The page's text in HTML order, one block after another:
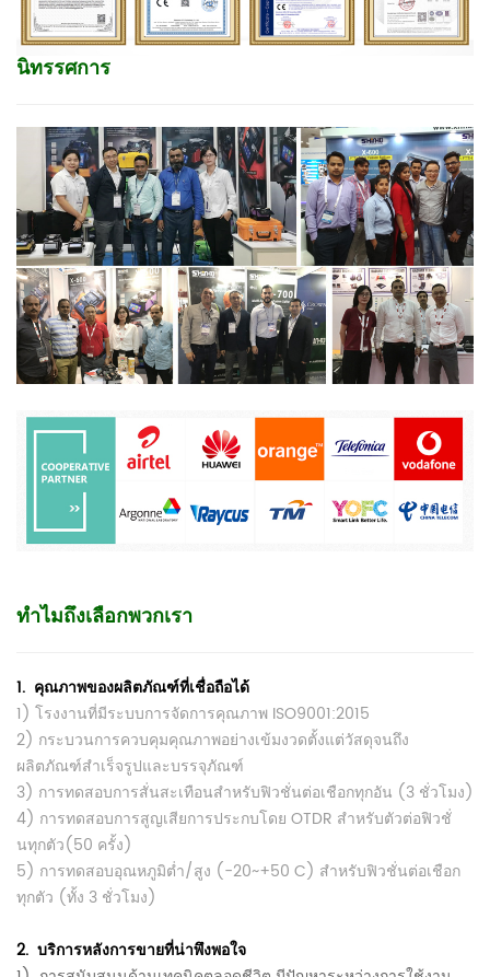
นิทรรศการ
ทำไมถึงเลือกพวกเรา
1. คุณภาพของผลิตภัณฑ์ที่เชื่อถือได้
1) โรงงานที่มีระบบการจัดการคุณภาพ ISO9001:2015
2) กระบวนการควบคุมคุณภาพอย่างเข้มงวดตั้งแต่วัสดุจนถึง
ผลิตภัณฑ์สำเร็จรูปและบรรจุภัณฑ์
3) การทดสอบการสั่นสะเทือนสำหรับฟิวชั่นต่อเชือกทุกอัน (3 ชั่วโมง)
4) การทดสอบการสูญเสียการประกบโดย OTDR สำหรับตัวต่อฟิวชั่
นทุกตัว(50 ครั้ง)
5) การทดสอบอุณหภูมิต่ำ/สูง (-20~+50 C) สำหรับฟิวชั่นต่อเชือก
ทุกตัว (ทั้ง 3 ชั่วโมง)
2. บริการหลังการขายที่น่าพึงพอใจ